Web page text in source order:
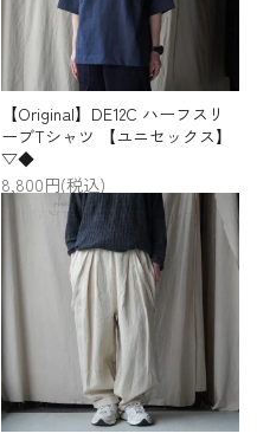
【Original】DE12C ハーフスリ
ーブTシャツ 【ユニセックス】
▽◆
8,800円(税込)